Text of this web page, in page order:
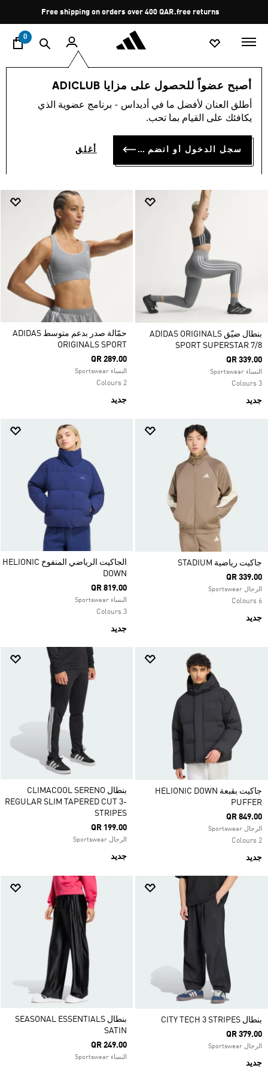
Pause
promotion
rotation
Free shipping on orders over 400 QAR.free returns
0
أصبح عضواً للحصول على مزايا ADICLUB
أطلق العنان لأفضل ما في أديداس - برنامج عضوية الذي
يكافئك على القيام بما تحب.
سجل الدخول أو انضم الآن أغلق
اسلوب حياة العلامات التجارية
الألبسة الرياضية
الملابس
ملابس رياضية · ملابس
فلتر و صنف
بنطال ضيّق ADIDAS ORIGINALS
SPORT SUPERSTAR 7/8
QR 339.00
النساء Sportswear
3 Colours
جديد
حمّالة صدر بدعم متوسط ADIDAS
ORIGINALS SPORT
QR 289.00
النساء Sportswear
2 Colours
جديد
جاكيت رياضية STADIUM
QR 339.00
الرجال Sportswear
6 Colours
جديد
الجاكيت الرياضي المنفوخ HELIONIC
DOWN
QR 819.00
النساء Sportswear
3 Colours
جديد
جاكيت بقبعة HELIONIC DOWN
PUFFER
QR 849.00
الرجال Sportswear
2 Colours
جديد
بنطال CLIMACOOL SERENO
REGULAR SLIM TAPERED CUT 3-
STRIPES
QR 199.00
الرجال Sportswear
جديد
بنطال CITY TECH 3 STRIPES
QR 379.00
الرجال Sportswear
جديد
بنطال SEASONAL ESSENTIALS
SATIN
QR 249.00
النساء Sportswear